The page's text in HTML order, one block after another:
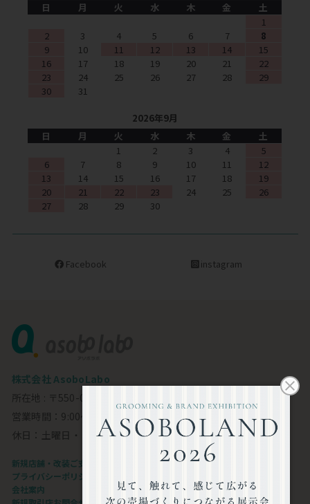
日
月 火 水 木 金
土
1
2
3 4 5 6 7
8
9
10 11 12 13 14
15
16
17 18 19 20 21
22
23
24 25 26 27 28
29
30
31
2026年9月
日
月 火 水 木 金
土
1
2 3 4
5
6
7 8 9 10 11
12
13
14 15 16 17 18
19
20
21 22 23 24 25
26
27
28 29 30
Facebook instagram
株式会社 AsoboLabo
所在地 : 〒550-0002 大阪市西区江戸堀1-23-11 6F
営業時間：9:00～18:00
休日：土曜日・日曜日・祝日
新規店舗・改装ご支援します
プライバシーポリシー
会社案内